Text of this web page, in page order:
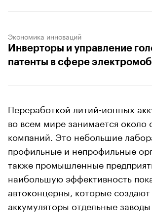
Экономика инноваций
Инверторы и управление
патенты в сфере
Переработкой литий-ионных
во всем мире занимается около
компаний. Это небольшие
профильные и непрофильные
также промышленные
наибольшую эффективность
автоконцерны, которые
аккумуляторы отдельные заводы